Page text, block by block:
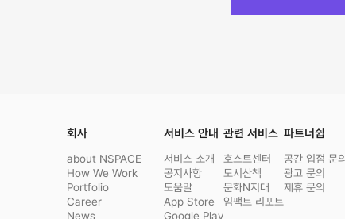
회사
about NSPACE
How We Work
Portfolio
Career
News
서비스 안내
서비스 소개
공지사항
도움말
App Store
Google Play
관련 서비스
호스트센터
도시산책
문화N지대
임팩트 리포트
파트너쉽
공간 입점 문의
광고 문의
제휴 문의